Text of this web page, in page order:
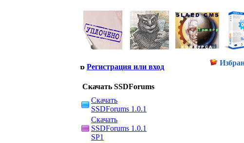
Регистрация или вход
Скачать SSDForums
Скачать
SSDForums 1.0.1
Скачать
SSDForums 1.0.1
SP1